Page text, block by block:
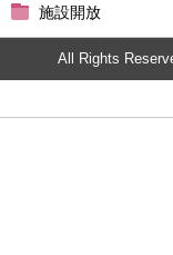
施設開放
All Rights